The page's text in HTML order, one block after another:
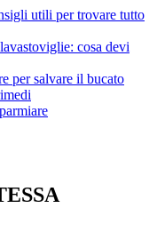
utili per trovare tutto
cosa devi
per salvare il bucato